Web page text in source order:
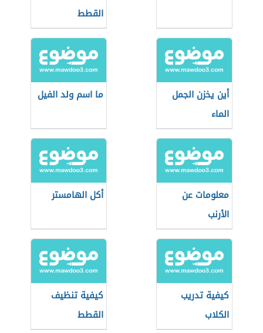
القطط
أين يخزن الجمل
الماء
ما اسم ولد الفيل
معلومات عن
الأرنب
أكل الهامستر
كيفية تدريب
الكلاب
كيفية تنظيف
القطط